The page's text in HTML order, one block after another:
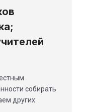
собирать
других